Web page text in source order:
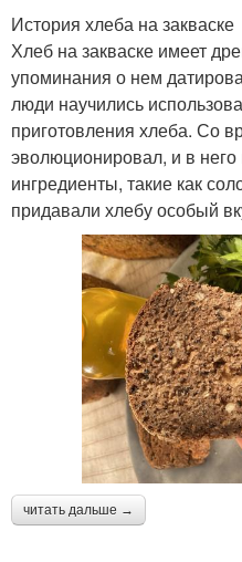
История хлеба на закваске
Хлеб на закваске имеет
упоминания о нем
люди научились
приготовления хлеба. Со
эволюционировал, и в
ингредиенты, такие как
придавали хлебу особый
читать дальше →